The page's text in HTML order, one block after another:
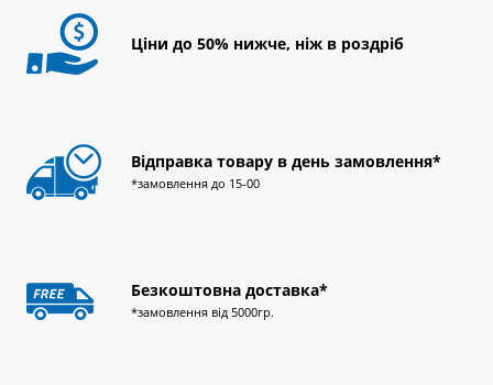
Ціни до 50% нижче, ніж в роздріб
Відправка товару в день замовлення*
*замовлення до 15-00
Безкоштовна доставка*
*замовлення від 5000гр.